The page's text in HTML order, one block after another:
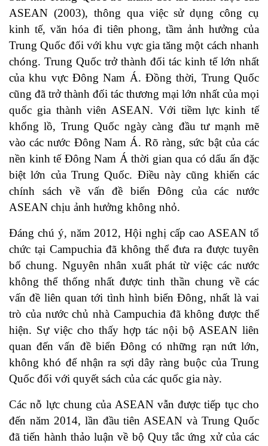
ASEAN (2003), thông qua việc sử dụng công cụ
kinh tế, văn hóa đi tiên phong, tầm ảnh hưởng của
Trung Quốc đối với khu vực gia tăng một cách nhanh
chóng. Trung Quốc trở thành đối tác kinh tế lớn nhất
của khu vực Đông Nam Á. Đồng thời, Trung Quốc
cũng đã trở thành đối tác thương mại lớn nhất của mọi
quốc gia thành viên ASEAN. Với tiềm lực kinh tế
khổng lồ, Trung Quốc ngày càng đầu tư mạnh mẽ
vào các nước Đông Nam Á. Rõ ràng, sức bật của các
nền kinh tế Đông Nam Á thời gian qua có dấu ấn đặc
biệt lớn của Trung Quốc. Điều này cũng khiến các
chính sách về vấn đề biển Đông của các nước
ASEAN chịu ảnh hưởng không nhỏ.
Đáng chú ý, năm 2012, Hội nghị cấp cao ASEAN tổ
chức tại Campuchia đã không thể đưa ra được tuyên
bố chung. Nguyên nhân xuất phát từ việc các nước
không thể thống nhất được tinh thần chung về các
vấn đề liên quan tới tình hình biển Đông, nhất là vai
trò của nước chủ nhà Campuchia đã không được thể
hiện. Sự việc cho thấy hợp tác nội bộ ASEAN liên
quan đến vấn đề biển Đông có những rạn nứt lớn,
không khó để nhận ra sợi dây ràng buộc của Trung
Quốc đối với quyết sách của các quốc gia này.
Các nỗ lực chung của ASEAN vẫn được tiếp tục cho
đến năm 2014, lần đầu tiên ASEAN và Trung Quốc
đã tiến hành thảo luận về bộ Quy tắc ứng xử của các